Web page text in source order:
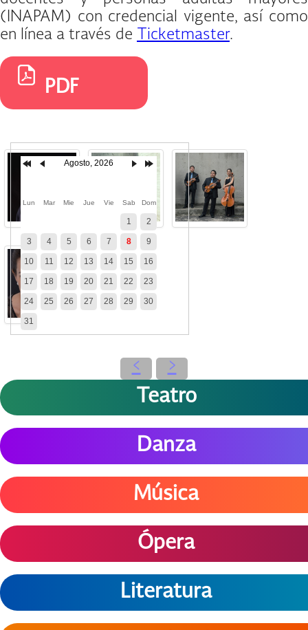
(INAPAM) con credencial vigente, así como
en línea a través de
Ticketmaster.
PDF
‹ ›
Agosto, 2026
Lun Mar Mie Jue Vie Sab Dom
1 2
3 4 5 6 7 8 9
10 11 12 13 14 15 16
17 18 19 20 21 22 23
24 25 26 27 28 29 30
31
Teatro
Danza
Música
Ópera
Literatura